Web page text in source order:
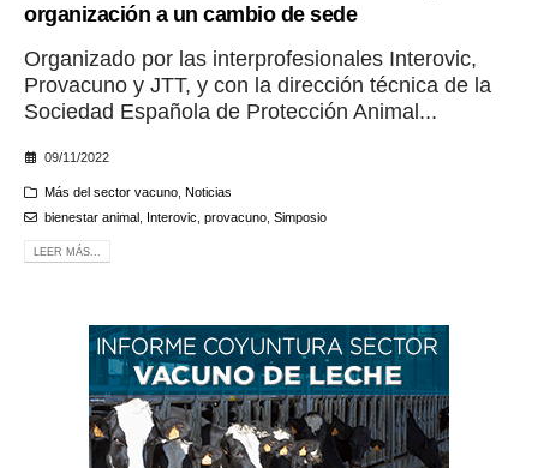
organización a un cambio de sede
Organizado por las interprofesionales Interovic,
Provacuno y JTT, y con la dirección técnica de la
Sociedad Española de Protección Animal...
09/11/2022
Más del sector vacuno, Noticias
bienestar animal, Interovic provacuno, Simposio
LEER MÁS...